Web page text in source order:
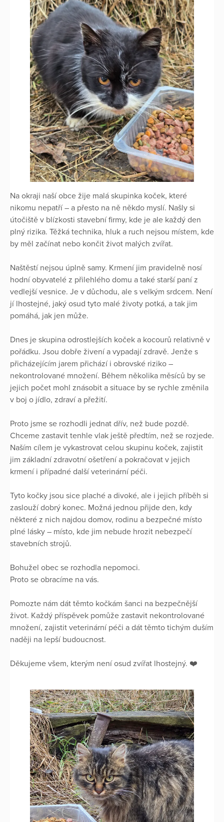
Na okraji naší obce žije malá skupinka koček, které
nikomu nepatří – a přesto na ně někdo myslí. Našly si
útočiště v blízkosti stavební firmy, kde je ale každý den
plný rizika. Těžká technika, hluk a ruch nejsou místem, kde
by měl začínat nebo končit život malých zvířat.
Naštěstí nejsou úplně samy. Krmení jim pravidelně nosí
hodní obyvatelé z přilehlého domu a také starší paní z
vedlejší vesnice. Je v důchodu, ale s velkým srdcem. Není
jí lhostejné, jaký osud tyto malé životy potká, a tak jim
pomáhá, jak jen může.
Dnes je skupina odrostlejších koček a kocourů relativně v
pořádku. Jsou dobře živení a vypadají zdravě. Jenže s
přicházejícím jarem přichází i obrovské riziko –
nekontrolované množení. Během několika měsíců by se
jejich počet mohl znásobit a situace by se rychle změnila
v boj o jídlo, zdraví a přežití.
Proto jsme se rozhodli jednat dřív, než bude pozdě.
Chceme zastavit tenhle vlak ještě předtím, než se rozjede.
Naším cílem je vykastrovat celou skupinu koček, zajistit
jim základní zdravotní ošetření a pokračovat v jejich
krmení i případné další veterinární péči.
Tyto kočky jsou sice plaché a divoké, ale i jejich příběh si
zaslouží dobrý konec. Možná jednou přijde den, kdy
některé z nich najdou domov, rodinu a bezpečné místo
plné lásky – místo, kde jim nebude hrozit nebezpečí
stavebních strojů.
Bohužel obec se rozhodla nepomoci.
Proto se obracíme na vás.
Pomozte nám dát těmto kočkám šanci na bezpečnější
život. Každý příspěvek pomůže zastavit nekontrolované
množení, zajistit veterinární péči a dát těmto tichým duším
naději na lepší budoucnost.
Děkujeme všem, kterým není osud zvířat lhostejný. ❤️